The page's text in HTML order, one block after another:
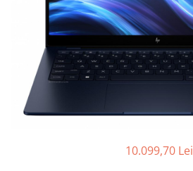
Genti Laptop
Incarcatoare laptop
Incarcatoare laptop refurbished
Standuri și Coolere Laptop
Alte accesorii
Card reader
Surse PC
Carcase
Placi de baza
Ventilatoare carcasa
Componente Renew/Refurbished
10.099,70 Lei